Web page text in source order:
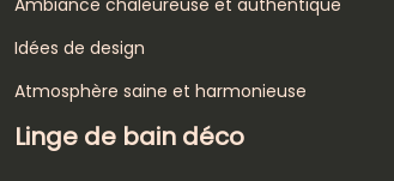
Ambiance chaleureuse et authentique
Idées de design
Atmosphère saine et harmonieuse
Linge de bain déco